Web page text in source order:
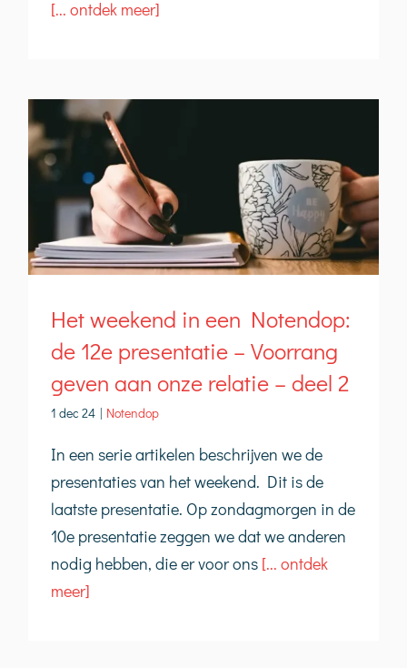
[... ontdek meer]
Het weekend in een Notendop:
de 12e presentatie – Voorrang
geven aan onze relatie – deel 2
1 dec 24 | Notendop
In een serie artikelen beschrijven we de
presentaties van het weekend. Dit is de
laatste presentatie. Op zondagmorgen in de
10e presentatie zeggen we dat we anderen
nodig hebben, die er voor ons [... ontdek
meer]